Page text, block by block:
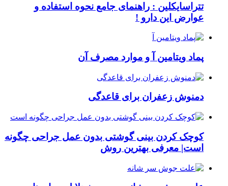
تتراسایکلین : راهنمای جامع نحوه استفاده و
عوارض این دارو !
پماد ویتامین آ و موارد مصرف آن
دمنوش زعفران برای قاعدگی
کوچک کردن بینی گوشتی بدون عمل جراحی چگونه
است| معرفی بهترین روش